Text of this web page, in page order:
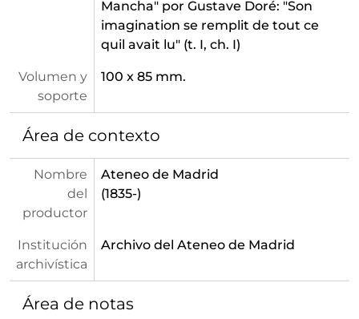
[Serie] 107 - Semanario Pintoresco
[Serie] 108 - Sin identificar
[Serie] 110 - Tintoretto
[Serie] 111 - Tiziano
[Serie] 112 - Toledo
[Serie] 113 - Troy, Jean-François de
[Serie] 114 - Valdés Leal, Juan
[Serie] 115 - Valdés Leal, Juan de
[Serie] 116 - Van Gogh, Vincent
[Serie] 117 - Vargas, Luis de
[Serie] 119 - Vermeer, Jan
[Serie] 120 - Vernet, Claude Joseph
[Serie] 122 - Watteau, Jean Antoine
Mancha" por Gustave Doré: "Son
imagination se remplit de tout ce
quil avait lu" (t. I, ch. I)
Volumen y
soporte
100 x 85 mm.
Área de contexto
Nombre
del
productor
Ateneo de Madrid
(1835-)
Institución
archivística
Archivo del Ateneo de Madrid
Área de notas